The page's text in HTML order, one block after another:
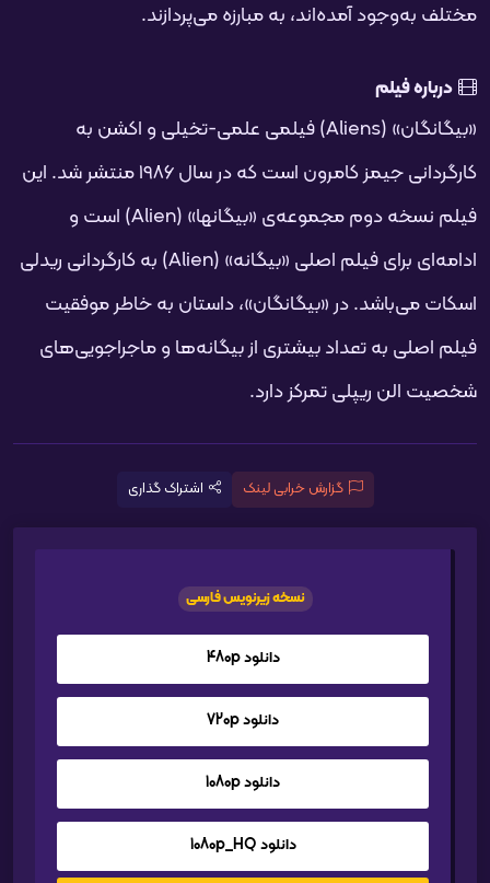
مختلف به‌وجود آمده‌اند، به مبارزه می‌پردازند.
درباره فیلم
«بیگانگان» (Aliens) فیلمی علمی-تخیلی و اکشن به
کارگردانی جیمز کامرون است که در سال 1986 منتشر شد. این
فیلم نسخه دوم مجموعه‌ی «بیگانها» (Alien) است و
ادامه‌ای برای فیلم اصلی «بیگانه» (Alien) به کارگردانی ریدلی
اسکات می‌باشد. در «بیگانگان»، داستان به خاطر موفقیت
فیلم اصلی به تعداد بیشتری از بیگانه‌ها و ماجراجویی‌های
شخصیت الن ریپلی تمرکز دارد.
گزارش خرابی لینک اشتراک گذاری
نسخه زیرنویس فارسی
دانلود 480p
دانلود 720p
دانلود 1080p
دانلود 1080p_HQ